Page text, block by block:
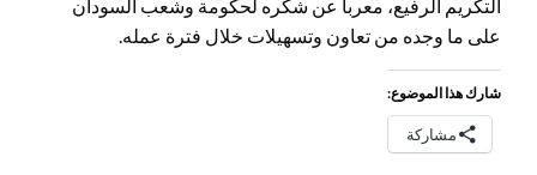
التكريم الرفيع، معربا عن شكره لحكومة وشعب السودان
على ما وجده من تعاون وتسهيلات خلال فترة عمله.
شارك هذا الموضوع:
مشاركة